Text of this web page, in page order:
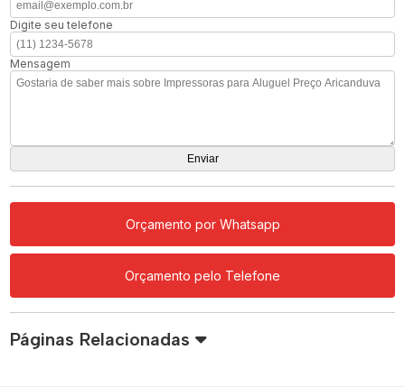
Digite seu telefone
Mensagem
Orçamento por Whatsapp
Orçamento pelo Telefone
Páginas Relacionadas